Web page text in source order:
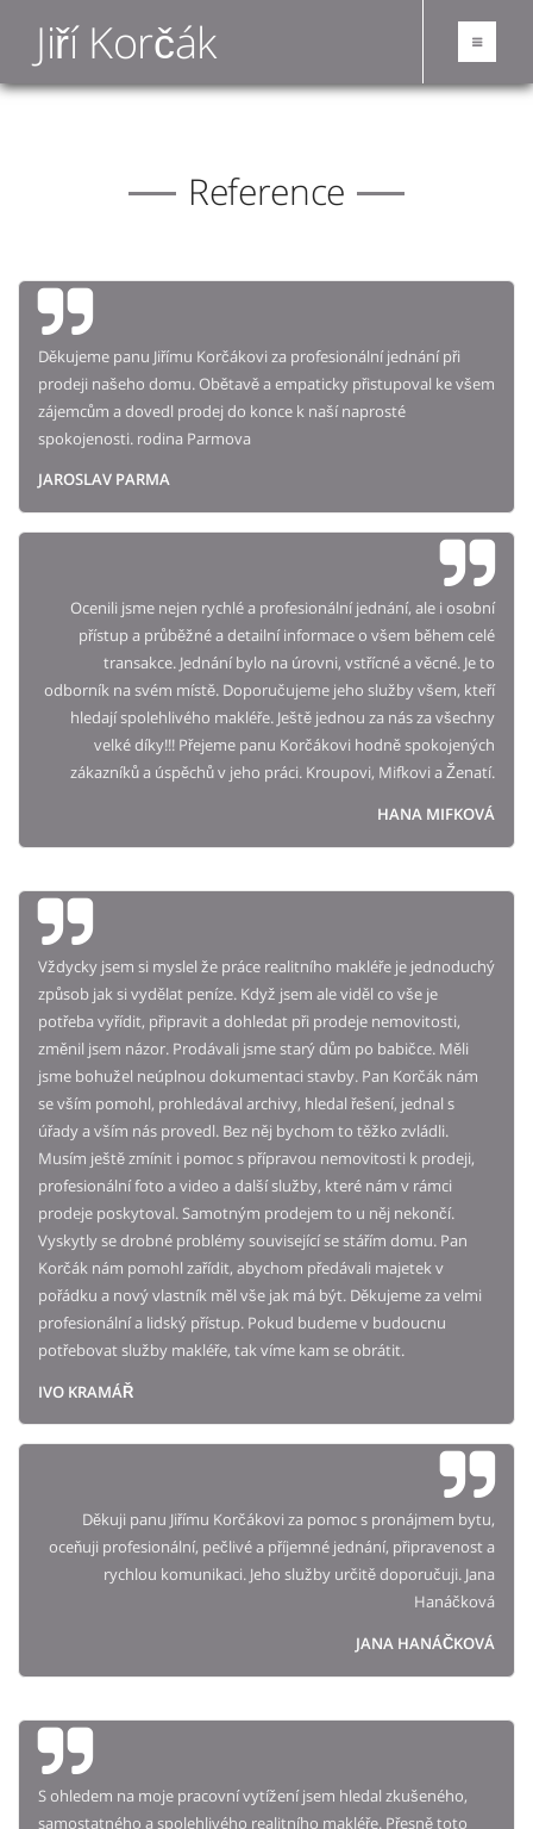
Jiří Korčák
Reference
Děkujeme panu Jiřímu Korčákovi za profesionální jednání při
prodeji našeho domu. Obětavě a empaticky přistupoval ke všem
zájemcům a dovedl prodej do konce k naší naprosté
spokojenosti. rodina Parmova
JAROSLAV PARMA
Ocenili jsme nejen rychlé a profesionální jednání, ale i osobní
přístup a průběžné a detailní informace o všem během celé
transakce. Jednání bylo na úrovni, vstřícné a věcné. Je to
odborník na svém místě. Doporučujeme jeho služby všem, kteří
hledají spolehlivého makléře. Ještě jednou za nás za všechny
velké díky!!! Přejeme panu Korčákovi hodně spokojených
zákazníků a úspěchů v jeho práci. Kroupovi, Mifkovi a Ženatí.
HANA MIFKOVÁ
Vždycky jsem si myslel že práce realitního makléře je jednoduchý
způsob jak si vydělat peníze. Když jsem ale viděl co vše je
potřeba vyřídit, připravit a dohledat při prodeje nemovitosti,
změnil jsem názor. Prodávali jsme starý dům po babičce. Měli
jsme bohužel neúplnou dokumentaci stavby. Pan Korčák nám
se vším pomohl, prohledával archivy, hledal řešení, jednal s
úřady a vším nás provedl. Bez něj bychom to těžko zvládli.
Musím ještě zmínit i pomoc s přípravou nemovitosti k prodeji,
profesionální foto a video a další služby, které nám v rámci
prodeje poskytoval. Samotným prodejem to u něj nekončí.
Vyskytly se drobné problémy související se stářím domu. Pan
Korčák nám pomohl zařídit, abychom předávali majetek v
pořádku a nový vlastník měl vše jak má být. Děkujeme za velmi
profesionální a lidský přístup. Pokud budeme v budoucnu
potřebovat služby makléře, tak víme kam se obrátit.
IVO KRAMÁŘ
Děkuji panu Jiřímu Korčákovi za pomoc s pronájmem bytu,
oceňuji profesionální, pečlivé a příjemné jednání, připravenost a
rychlou komunikaci. Jeho služby určitě doporučuji. Jana
Hanáčková
JANA HANÁČKOVÁ
S ohledem na moje pracovní vytížení jsem hledal zkušeného,
samostatného a spolehlivého realitního makléře. Přesně toto